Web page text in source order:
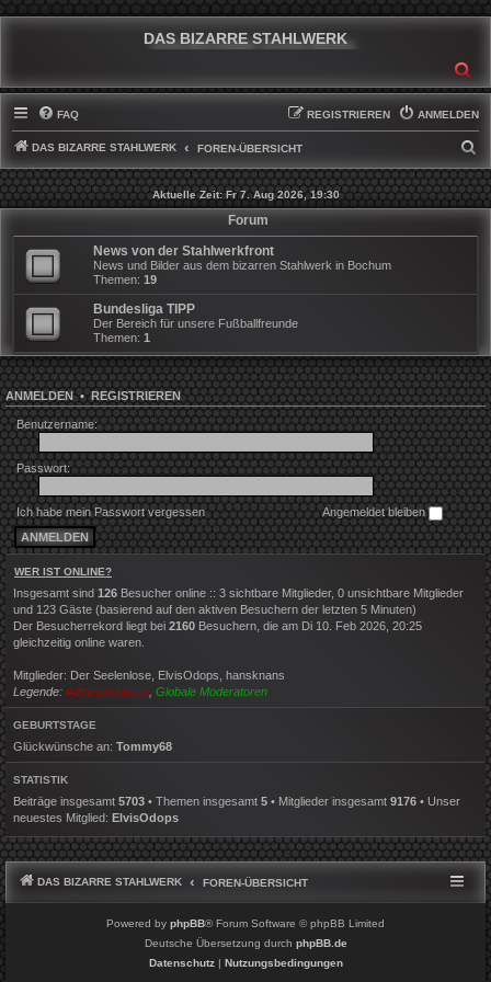
DAS BIZARRE STAHLWERK
FAQ ANMELDEN
REGISTRIEREN
DAS BIZARRE STAHLWERK FOREN-ÜBERSICHT
U
C
Aktuelle Zeit: Fr 7. Aug 2026, 19:30
Forum
News von der Stahlwerkfront
News und Bilder aus dem bizarren Stahlwerk in Bochum
Themen: 19
Bundesliga TIPP
Der Bereich für unsere Fußballfreunde
Themen: 1
ANMELDEN•REGISTRIEREN
Benutzername:
Passwort:
Ich habe mein Passwort vergessen Angemeldet bleiben
WER IST ONLINE?
Insgesamt sind 126 Besucher online :: 3 sichtbare Mitglieder, 0 unsichtbare Mitglieder
und 123 Gäste (basierend auf den aktiven Besuchern der letzten 5 Minuten)
Der Besucherrekord liegt bei 2160 Besuchern, die am Di 10. Feb 2026, 20:25
gleichzeitig online waren.
Mitglieder: Der Seelenlose ElvisOdops hansknans
Legende: Administratoren Globale Moderatoren
GEBURTSTAGE
Glückwünsche an: Tommy68
STATISTIK
Beiträge insgesamt 5703 • Themen insgesamt 5 • Mitglieder insgesamt 9176 • Unser
neuestes Mitglied: ElvisOdops
DAS BIZARRE STAHLWERK FOREN-ÜBERSICHT
Powered by phpBB® Forum Software © phpBB Limited
Deutsche Übersetzung durch phpBB.de
Datenschutz| Nutzungsbedingungen